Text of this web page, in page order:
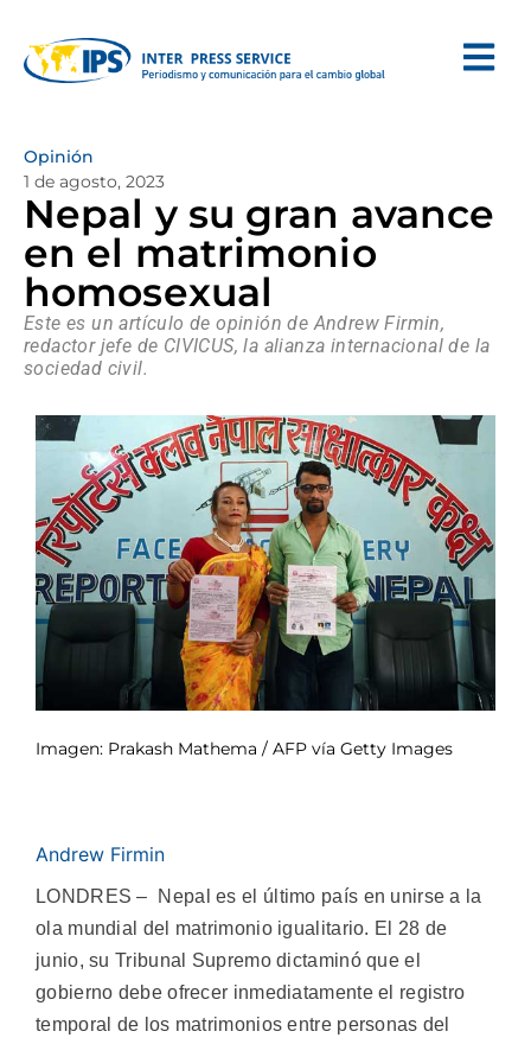
Opinión
1 de agosto, 2023
Nepal y su gran avance
en el matrimonio
homosexual
Este es un artículo de opinión de Andrew Firmin,
redactor jefe de CIVICUS, la alianza internacional de la
sociedad civil.
Imagen: Prakash Mathema / AFP vía Getty Images
Andrew Firmin
LONDRES – Nepal es el último país en unirse a la
ola mundial del matrimonio igualitario. El 28 de
junio, su Tribunal Supremo dictaminó que el
gobierno debe ofrecer inmediatamente el registro
temporal de los matrimonios entre personas del